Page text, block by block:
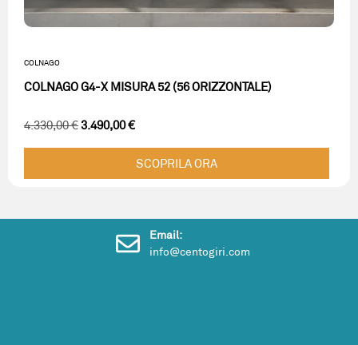
COLNAGO
COLNAGO G4-X MISURA 52 (56 ORIZZONTALE)
4.330,00€3.490,00€
SCOPRILA ORA
Email:
info@centogiri.com